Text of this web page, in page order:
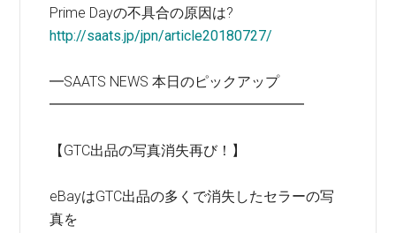
Prime Dayの不具合の原因は?
http://saats.jp/jpn/article20180727/
━SAATS NEWS 本日のピックアップ
━━━━━━━━━━━━━━━━━━
【GTC出品の写真消失再び！】
eBayはGTC出品の多くで消失したセラーの写
真を